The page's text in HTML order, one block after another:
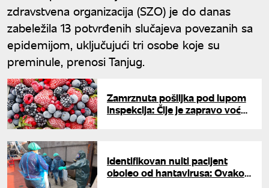
zdravstvena organizacija (SZO) je do danas
zabeležila 13 potvrđenih slučajeva povezanih sa
epidemijom, uključujući tri osobe koje su
preminule, prenosi Tanjug.
Zamrznuta pošiljka pod lupom
inspekcija: Čije je zapravo voće
Identifikovan nulti pacijent
oboleo od hantavirusa: Ovako